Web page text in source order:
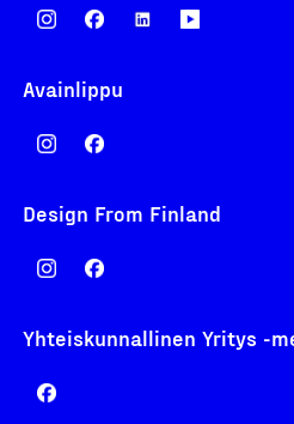
Avainlippu
Design From Finland
Yhteiskunnallinen Yritys -